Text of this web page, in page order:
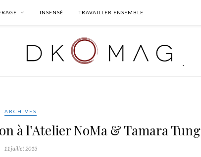
INSENSÉ TRAVAILLER ENSEMBLE
ARCHIVES
à l’Atelier NoMa & Tamara Tung
11 juillet 2013